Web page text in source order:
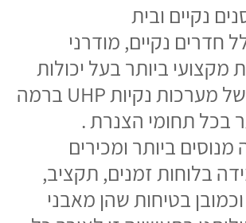
בטיחות ואיכות
בקומבה אנו רואים בבטיחות ובאיכות חלק
בלתי ניפרד מרמת המקצוענות והתפוקה
וללקוחותינו.​​
בקרת איכות לתכנון ולביצוע מתקיימת
כראוי ובהתאם לסוגי המערכות ובתיאום
מלא עם הלקוח והפיקוח. להמשך קריאה>